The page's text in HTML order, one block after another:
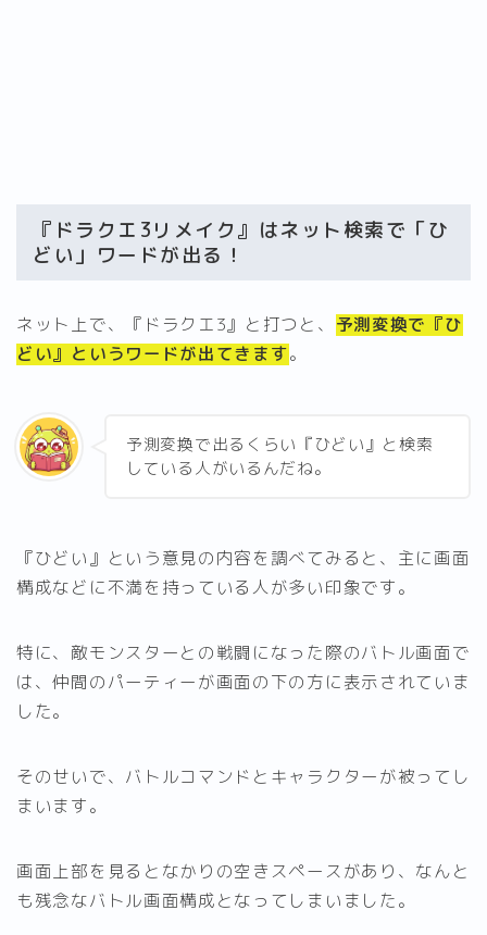
『ドラクエ3リメイク』はネット検索で「ひ
どい」ワードが出る！
ネット上で、『ドラクエ3』と打つと、 予測変換で『ひ
どい』というワードが出てきます。
予測変換で出るくらい『ひどい』と検索
している人がいるんだね。
『ひどい』という意見の内容を調べてみると、主に画面
構成などに不満を持っている人が多い印象です。
特に、敵モンスターとの戦闘になった際のバトル画面で
は、仲間のパーティーが画面の下の方に表示されていま
した。
そのせいで、バトルコマンドとキャラクターが被ってし
まいます。
画面上部を見るとなかりの空きスペースがあり、なんと
も残念なバトル画面構成となってしまいました。